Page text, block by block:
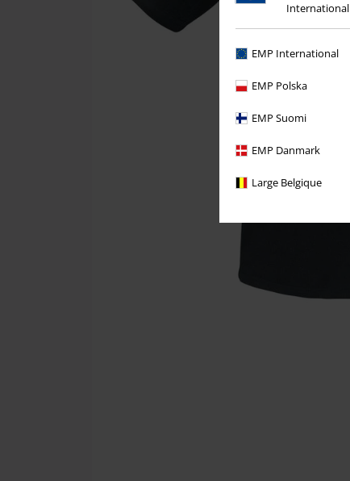
International
EMP International
EMP Polska
EMP Suomi
EMP Danmark
Large Belgique